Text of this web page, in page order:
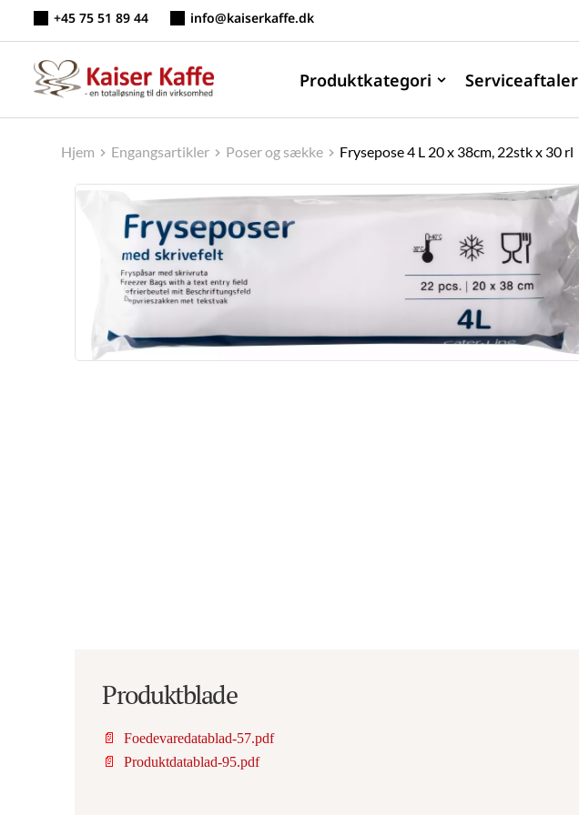
indhold
+45 75 51 89 44 info@kaiserkaffe.dk
Produktkategori Serviceaftaler
Hjem Engangsartikler Poser og sække Frysepose 4 L 20 x 38cm, 22stk x 30 rl
Produktblade
📄
Foedevaredatablad-57.pdf
📄
Produktdatablad-95.pdf